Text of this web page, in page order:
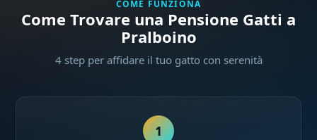
COME FUNZIONA
Come Trovare una Pensione Gatti a
Pralboino
4 step per affidare il tuo gatto con serenità
1